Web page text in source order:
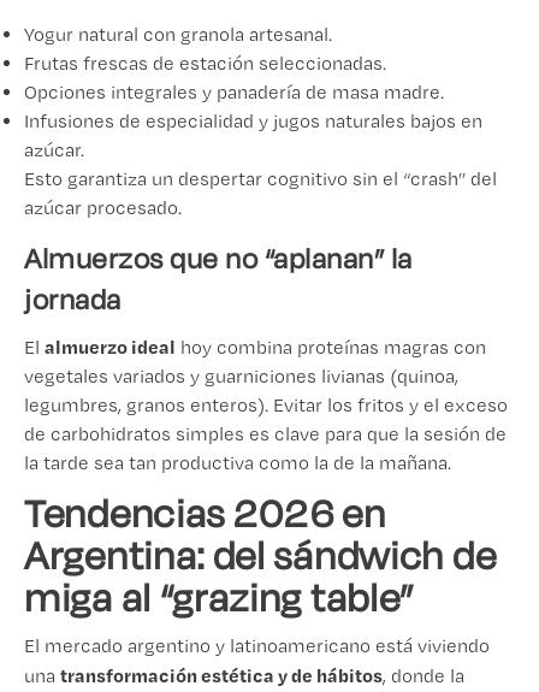
Yogur natural con granola artesanal.
Frutas frescas de estación seleccionadas.
Opciones integrales y panadería de masa madre.
Infusiones de especialidad y jugos naturales bajos en
azúcar.
Esto garantiza un despertar cognitivo sin el “crash” del
azúcar procesado.
Almuerzos que no “aplanan” la
jornada
El almuerzo ideal hoy combina proteínas magras con
vegetales variados y guarniciones livianas (quinoa,
legumbres, granos enteros). Evitar los fritos y el exceso
de carbohidratos simples es clave para que la sesión de
la tarde sea tan productiva como la de la mañana.
Tendencias 2026 en
Argentina: del sándwich de
miga al “grazing table”
El mercado argentino y latinoamericano está viviendo
una transformación estética y de hábitos, donde la